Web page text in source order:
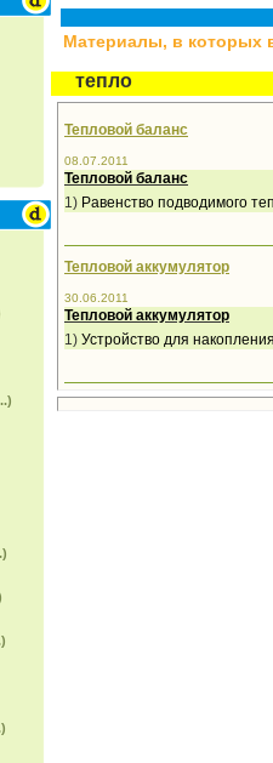
Материалы, в которых
тепло
Тепловой баланс
08.07.2011
Тепловой баланс
1) Равенство подводимого
Тепловой аккумулятор
30.06.2011
Тепловой аккумулятор
1) Устройство для